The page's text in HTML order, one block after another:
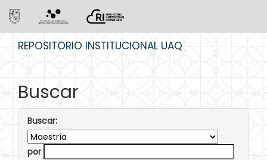
REPOSITORIO INSTITUCIONAL UAQ
Buscar
Buscar:
por